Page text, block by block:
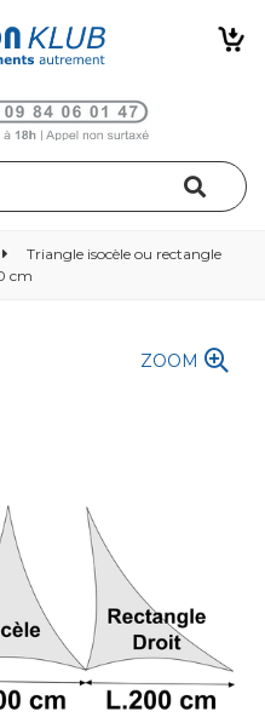
Triangle isocèle ou rectangle
cm
ZOOM